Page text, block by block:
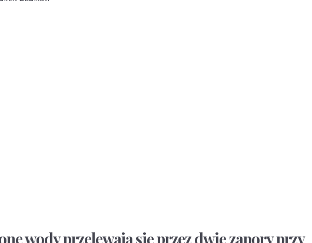
wody przelewają się przez dwie zapory przy